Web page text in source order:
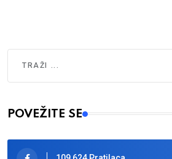
Type 2 or more characters for results.
POVEŽITE SE